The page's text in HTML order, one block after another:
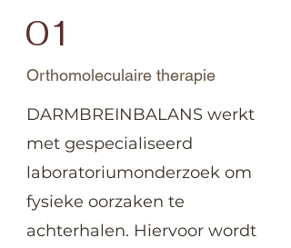
01
Orthomoleculaire therapie
DARMBREINBALANS werkt
met gespecialiseerd
laboratoriumonderzoek om
fysieke oorzaken te
achterhalen. Hiervoor wordt